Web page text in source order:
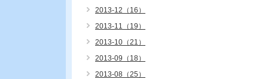
2013-12（16）
2013-11（19）
2013-10（21）
2013-09（18）
2013-08（25）